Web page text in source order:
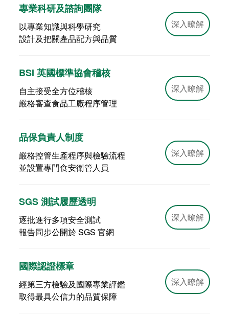
專業科研及諮詢團隊
以專業知識與科學研究
設計及把關產品配方與品質
深入瞭解
BSI 英國標準協會稽核
自主接受全方位稽核
嚴格審查食品工廠程序管理
深入瞭解
品保負責人制度
嚴格控管生產程序與檢驗流程
並設置專門食安衛管人員
深入瞭解
SGS 測試履歷透明
逐批進行多項安全測試
報告同步公開於 SGS 官網
深入瞭解
國際認證標章
經第三方檢驗及國際專業評鑑
取得最具公信力的品質保障
深入瞭解